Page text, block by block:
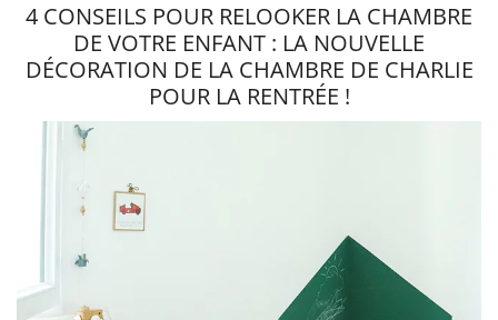
4 CONSEILS POUR RELOOKER LA CHAMBRE
DE VOTRE ENFANT : LA NOUVELLE
DÉCORATION DE LA CHAMBRE DE CHARLIE
POUR LA RENTRÉE !